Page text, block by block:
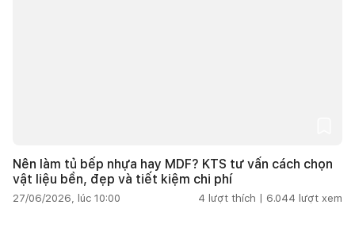
Nên làm tủ bếp nhựa hay MDF? KTS tư vấn cách chọn
vật liệu bền, đẹp và tiết kiệm chi phí
27/06/2026, lúc 10:00 4 lượt thích | 6.044 lượt xem